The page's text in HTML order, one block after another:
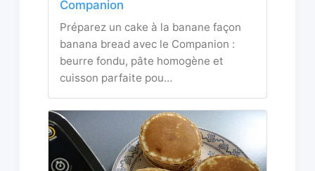
Companion
Préparez un cake à la banane façon
banana bread avec le Companion :
beurre fondu, pâte homogène et
cuisson parfaite pou…